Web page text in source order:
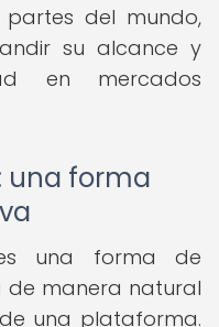
partes del mundo,
su alcance y
en mercados
una forma
una forma de
de manera natural
una plataforma.